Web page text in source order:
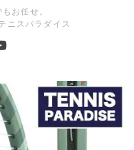
お任せ。
ニスパラダイス